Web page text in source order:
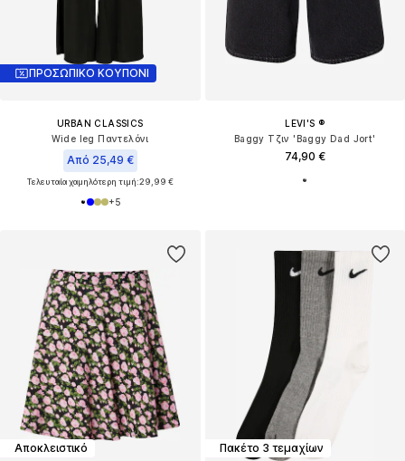
ΠΡΟΣΩΠΙΚΟ ΚΟΥΠΟΝΙ
URBAN CLASSICS
Wide leg Παντελόνι
Από 25,49 €
Τελευταία χαμηλότερη τιμή:29,99 €
+5
LEVI'S ®
Baggy Τζιν 'Baggy Dad Jort'
74,90 €
Αποκλειστικό Πακέτο 3 τεμαχίων